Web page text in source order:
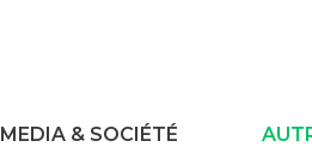
MEDIA & SOCIÉTÉ